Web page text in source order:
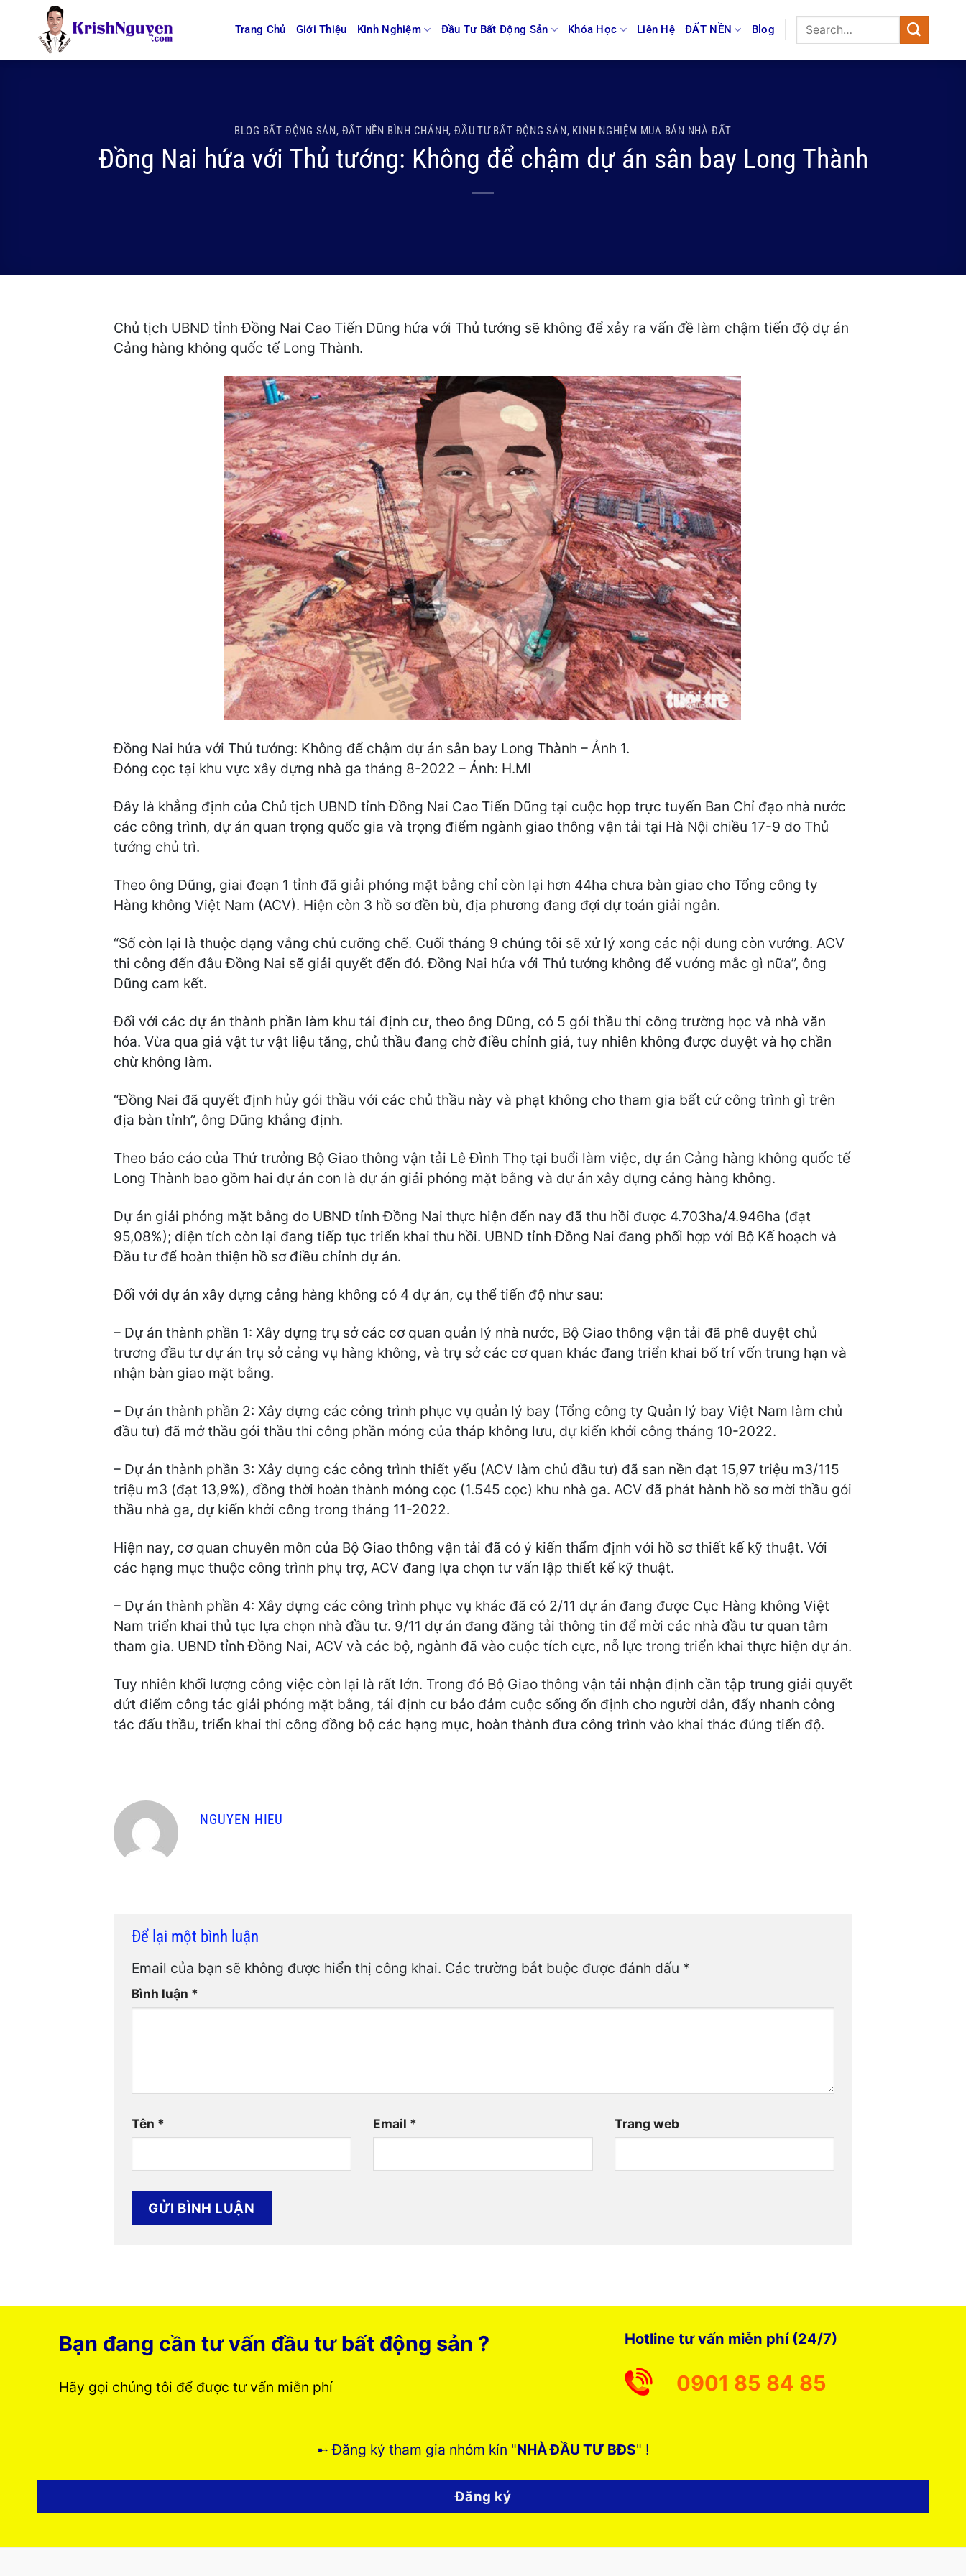
Trang Chủ Giới Thiệu Kinh Nghiệm Đầu Tư Bất Động Sản Khóa Học Liên Hệ ĐẤT NỀN Blog
BLOG BẤT ĐỘNG SẢN, ĐẤT NỀN BÌNH CHÁNH,ĐẦU TƯ BẤT ĐỘNG SẢN, KINH NGHIỆM MUA BÁN NHÀ ĐẤT
Đồng Nai hứa với Thủ tướng: Không để chậm dự án sân bay Long Thành
Chủ tịch UBND tỉnh Đồng Nai Cao Tiến Dũng hứa với Thủ tướng sẽ không để xảy ra vấn đề làm chậm tiến độ dự án
Cảng hàng không quốc tế Long Thành.
Đồng Nai hứa với Thủ tướng: Không để chậm dự án sân bay Long Thành – Ảnh 1.
Đóng cọc tại khu vực xây dựng nhà ga tháng 8-2022 – Ảnh: H.MI
Đây là khẳng định của Chủ tịch UBND tỉnh Đồng Nai Cao Tiến Dũng tại cuộc họp trực tuyến Ban Chỉ đạo nhà nước
các công trình, dự án quan trọng quốc gia và trọng điểm ngành giao thông vận tải tại Hà Nội chiều 17-9 do Thủ
tướng chủ trì.
Theo ông Dũng, giai đoạn 1 tỉnh đã giải phóng mặt bằng chỉ còn lại hơn 44ha chưa bàn giao cho Tổng công ty
Hàng không Việt Nam (ACV). Hiện còn 3 hồ sơ đền bù, địa phương đang đợi dự toán giải ngân.
“Số còn lại là thuộc dạng vắng chủ cưỡng chế. Cuối tháng 9 chúng tôi sẽ xử lý xong các nội dung còn vướng. ACV
thi công đến đâu Đồng Nai sẽ giải quyết đến đó. Đồng Nai hứa với Thủ tướng không để vướng mắc gì nữa”, ông
Dũng cam kết.
Đối với các dự án thành phần làm khu tái định cư, theo ông Dũng, có 5 gói thầu thi công trường học và nhà văn
hóa. Vừa qua giá vật tư vật liệu tăng, chủ thầu đang chờ điều chỉnh giá, tuy nhiên không được duyệt và họ chần
chừ không làm.
“Đồng Nai đã quyết định hủy gói thầu với các chủ thầu này và phạt không cho tham gia bất cứ công trình gì trên
địa bàn tỉnh”, ông Dũng khẳng định.
Theo báo cáo của Thứ trưởng Bộ Giao thông vận tải Lê Đình Thọ tại buổi làm việc, dự án Cảng hàng không quốc tế
Long Thành bao gồm hai dự án con là dự án giải phóng mặt bằng và dự án xây dựng cảng hàng không.
Dự án giải phóng mặt bằng do UBND tỉnh Đồng Nai thực hiện đến nay đã thu hồi được 4.703ha/4.946ha (đạt
95,08%); diện tích còn lại đang tiếp tục triển khai thu hồi. UBND tỉnh Đồng Nai đang phối hợp với Bộ Kế hoạch và
Đầu tư để hoàn thiện hồ sơ điều chỉnh dự án.
Đối với dự án xây dựng cảng hàng không có 4 dự án, cụ thể tiến độ như sau:
– Dự án thành phần 1: Xây dựng trụ sở các cơ quan quản lý nhà nước, Bộ Giao thông vận tải đã phê duyệt chủ
trương đầu tư dự án trụ sở cảng vụ hàng không, và trụ sở các cơ quan khác đang triển khai bố trí vốn trung hạn và
nhận bàn giao mặt bằng.
– Dự án thành phần 2: Xây dựng các công trình phục vụ quản lý bay (Tổng công ty Quản lý bay Việt Nam làm chủ
đầu tư) đã mở thầu gói thầu thi công phần móng của tháp không lưu, dự kiến khởi công tháng 10-2022.
– Dự án thành phần 3: Xây dựng các công trình thiết yếu (ACV làm chủ đầu tư) đã san nền đạt 15,97 triệu m3/115
triệu m3 (đạt 13,9%), đồng thời hoàn thành móng cọc (1.545 cọc) khu nhà ga. ACV đã phát hành hồ sơ mời thầu gói
thầu nhà ga, dự kiến khởi công trong tháng 11-2022.
Hiện nay, cơ quan chuyên môn của Bộ Giao thông vận tải đã có ý kiến thẩm định với hồ sơ thiết kế kỹ thuật. Với
các hạng mục thuộc công trình phụ trợ, ACV đang lựa chọn tư vấn lập thiết kế kỹ thuật.
– Dự án thành phần 4: Xây dựng các công trình phục vụ khác đã có 2/11 dự án đang được Cục Hàng không Việt
Nam triển khai thủ tục lựa chọn nhà đầu tư. 9/11 dự án đang đăng tải thông tin để mời các nhà đầu tư quan tâm
tham gia. UBND tỉnh Đồng Nai, ACV và các bộ, ngành đã vào cuộc tích cực, nỗ lực trong triển khai thực hiện dự án.
Tuy nhiên khối lượng công việc còn lại là rất lớn. Trong đó Bộ Giao thông vận tải nhận định cần tập trung giải quyết
dứt điểm công tác giải phóng mặt bằng, tái định cư bảo đảm cuộc sống ổn định cho người dân, đẩy nhanh công
tác đấu thầu, triển khai thi công đồng bộ các hạng mục, hoàn thành đưa công trình vào khai thác đúng tiến độ.
NGUYEN HIEU
Để lại một bình luận
Email của bạn sẽ không được hiển thị công khai. Các trường bắt buộc được đánh dấu *
Bình luận *
Tên * Email * Trang web
Bạn đang cần tư vấn đầu tư bất động sản ?
Hãy gọi chúng tôi để được tư vấn miễn phí
Hotline tư vấn miễn phí (24/7)
0901 85 84 85
➸ Đăng ký tham gia nhóm kín "NHÀ ĐẦU TƯ BĐS" !
Đăng ký